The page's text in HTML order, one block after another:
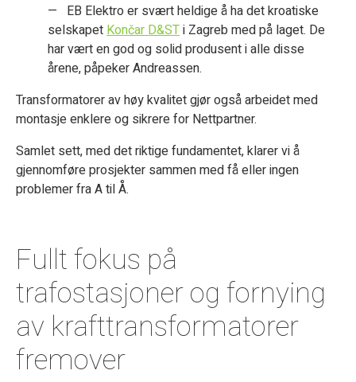
— EB Elektro er svært heldige å ha det kroatiske
selskapet Končar D&STi Zagreb med på laget. De
har vært en god og solid produsent i alle disse
årene, påpeker Andreassen.
Transformatorer av høy kvalitet gjør også arbeidet med
montasje enklere og sikrere for Nettpartner.
Samlet sett, med det riktige fundamentet, klarer vi å
gjennomføre prosjekter sammen med få eller ingen
problemer fra A til Å.
Fullt fokus på
trafostasjoner og fornying
av krafttransformatorer
fremover